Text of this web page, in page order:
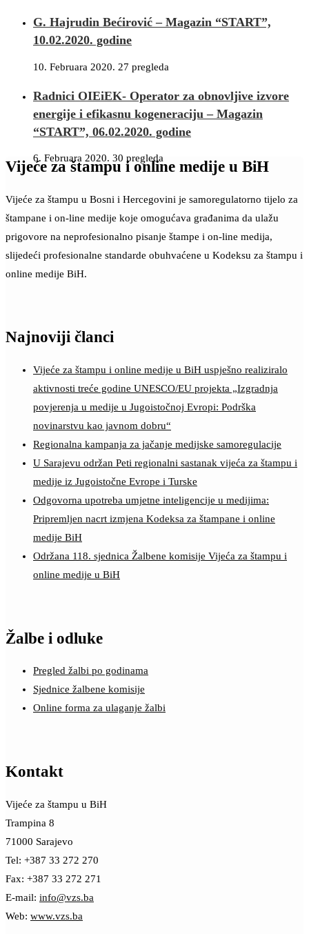
G. Hajrudin Bećirović – Magazin “START”,
10.02.2020. godine
10. Februara 2020. 27 pregleda
Radnici OIEiEK- Operator za obnovljive izvore
energije i efikasnu kogeneraciju – Magazin
“START”, 06.02.2020. godine
6. Februara 2020. 30 pregleda
Vijeće za štampu i online medije u BiH
Vijeće za štampu u Bosni i Hercegovini je samoregulatorno tijelo za
štampane i on-line medije koje omogućava građanima da ulažu
prigovore na neprofesionalno pisanje štampe i on-line medija,
slijedeći profesionalne standarde obuhvaćene u Kodeksu za štampu i
online medije BiH.
Najnoviji članci
Vijeće za štampu i online medije u BiH uspješno realiziralo
aktivnosti treće godine UNESCO/EU projekta „Izgradnja
povjerenja u medije u Jugoistočnoj Evropi: Podrška
novinarstvu kao javnom dobru“
Regionalna kampanja za jačanje medijske samoregulacije
U Sarajevu održan Peti regionalni sastanak vijeća za štampu i
medije iz Jugoistočne Evrope i Turske
Odgovorna upotreba umjetne inteligencije u medijima:
Pripremljen nacrt izmjena Kodeksa za štampane i online
medije BiH
Održana 118. sjednica Žalbene komisije Vijeća za štampu i
online medije u BiH
Žalbe i odluke
Pregled žalbi po godinama
Sjednice žalbene komisije
Online forma za ulaganje žalbi
Kontakt
Vijeće za štampu u BiH
Trampina 8
71000 Sarajevo
Tel: +387 33 272 270
Fax: +387 33 272 271
E-mail: info@vzs.ba
Web: www.vzs.ba